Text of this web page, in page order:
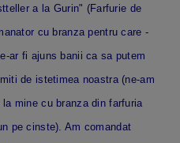
a la Gurin" (Farfurie de
cu branza pentru care -
ar fi ajuns banii ca sa putem
de istetimea noastra (ne-am
mine cu branza din farfuria
pe cinste). Am comandat